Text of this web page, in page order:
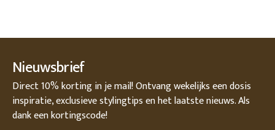
Nieuwsbrief
Direct 10% korting in je mail! Ontvang wekelijks een dosis
inspiratie, exclusieve stylingtips en het laatste nieuws. Als
dank een kortingscode!